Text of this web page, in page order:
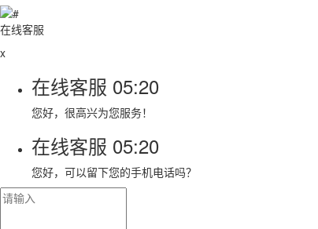
在线客服
x
在线客服 05:20
您好，很高兴为您服务！
在线客服 05:20
您好，可以留下您的手机电话吗？